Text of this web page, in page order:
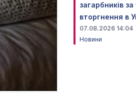
загарбників
вторгнення в
07.08.2026 14:04
Новини